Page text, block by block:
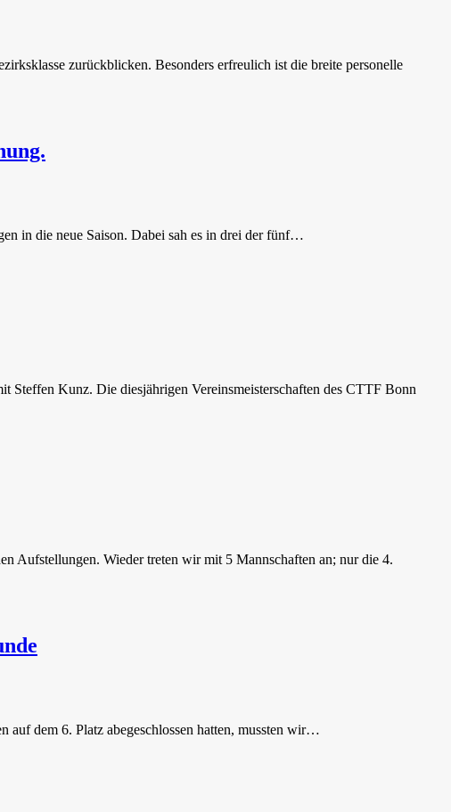
zurückblicken. Besonders erfreulich ist die breite personelle
in die neue Saison. Dabei sah es in drei der fünf…
Steffen Kunz. Die diesjährigen Vereinsmeisterschaften des CTTF Bonn
Aufstellungen. Wieder treten wir mit 5 Mannschaften an; nur die 4.
dem 6. Platz abegeschlossen hatten, mussten wir…